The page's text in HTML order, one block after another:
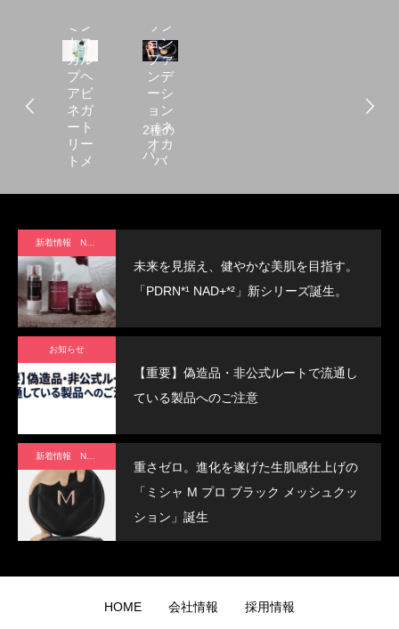
ミン
トス
カル
プヘ
アビ
ネガ
ート
リー
トメ
[200ml]
ッシ
ョン
ファ
ンデ
ーシ
ョン
（ネ
オカ
バ
2種の
パー
ライ
美し
せる
「ネ
新着情報 News
未来を見据え、健やかな美肌を目指す。
「PDRN*¹ NAD+*²」新シリーズ誕生。
お知らせ
【重要】偽造品・非公式ルートで流通し
ている製品へのご注意
新着情報 News
重さゼロ。進化を遂げた生肌感仕上げの
「ミシャ M プロ ブラック メッシュクッ
ション」誕生
HOME 会社情報 採用情報